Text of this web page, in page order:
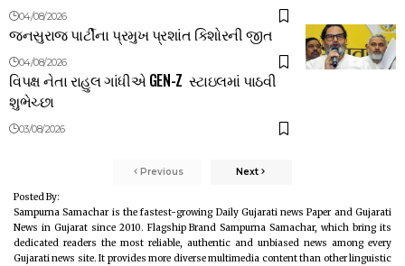
04/08/2026
જનસુરાજ પાર્ટીના પ્રમુખ પ્રશાંત કિશોરની જીત
04/08/2026
વિપક્ષ નેતા રાહુલ ગાંધીએ GEN-Z સ્ટાઇલમાં પાઠવી
શુભેચ્છા
03/08/2026
Previous Next
Posted By:
Sampurna Samachar is the fastest-growing Daily Gujarati news Paper and Gujarati
News in Gujarat since 2010. Flagship Brand Sampurna Samachar, which bring its
dedicated readers the most reliable, authentic and unbiased news among every
Gujarati news site. It provides more diverse multimedia content than other linguistic